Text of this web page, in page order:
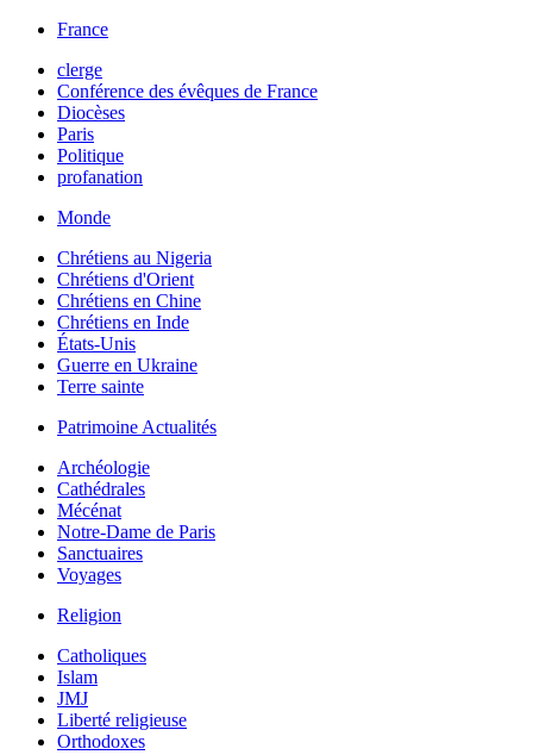
France
clerge
Conférence des évêques de France
Diocèses
Paris
Politique
profanation
Monde
Chrétiens au Nigeria
Chrétiens d'Orient
Chrétiens en Chine
Chrétiens en Inde
États-Unis
Guerre en Ukraine
Terre sainte
Patrimoine Actualités
Archéologie
Cathédrales
Mécénat
Notre-Dame de Paris
Sanctuaires
Voyages
Religion
Catholiques
Islam
JMJ
Liberté religieuse
Orthodoxes